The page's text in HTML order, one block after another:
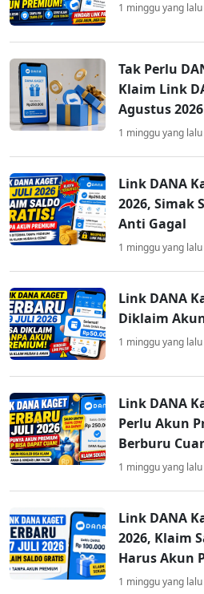
1 minggu yang lalu
Tak Perlu
Klaim Link
Agustus 2026
1 minggu yang lalu
Link DANA
2026, Simak
Anti Gagal
1 minggu yang lalu
Link DANA
Diklaim
1 minggu yang lalu
Link DANA
Perlu Akun
Berburu
1 minggu yang lalu
Link DANA
2026, Klaim
Harus Akun
1 minggu yang lalu